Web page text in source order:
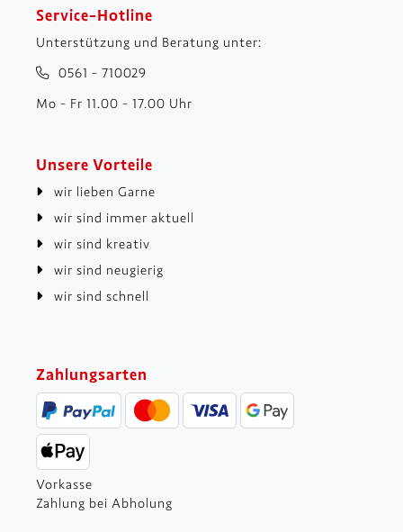
Service-Hotline
Unterstützung und Beratung unter:
0561 - 710029
Mo - Fr 11.00 - 17.00 Uhr
Unsere Vorteile
wir lieben Garne
wir sind immer aktuell
wir sind kreativ
wir sind neugierig
wir sind schnell
Zahlungsarten
Vorkasse
Zahlung bei Abholung